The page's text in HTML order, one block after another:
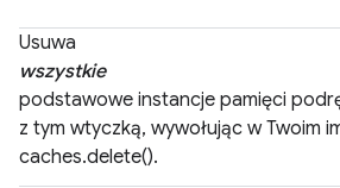
Usuwa
wszystkie
podstawowe instancje pamięci
z tym wtyczką, wywołując w Twoim
caches.delete().